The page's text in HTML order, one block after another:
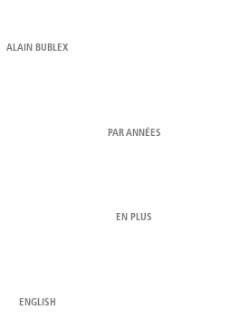
ALAIN BUBLEX
PAR ANNÉES
EN PLUS
ENGLISH